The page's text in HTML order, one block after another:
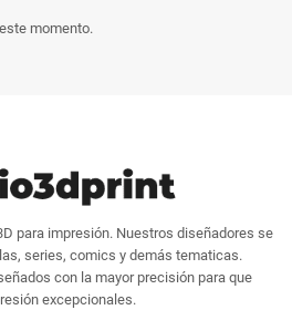
momento.
para impresión. Nuestros diseñadores se
series, comics y demás tematicas.
con la mayor precisión para que
excepcionales.